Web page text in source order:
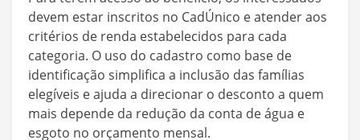
devem estar inscritos no CadÚnico e atender aos
critérios de renda estabelecidos para cada
categoria. O uso do cadastro como base de
identificação simplifica a inclusão das famílias
elegíveis e ajuda a direcionar o desconto a quem
mais depende da redução da conta de água e
esgoto no orçamento mensal.